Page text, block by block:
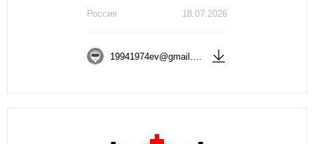
18.07.2026
Россия
19941974ev@gmail.com